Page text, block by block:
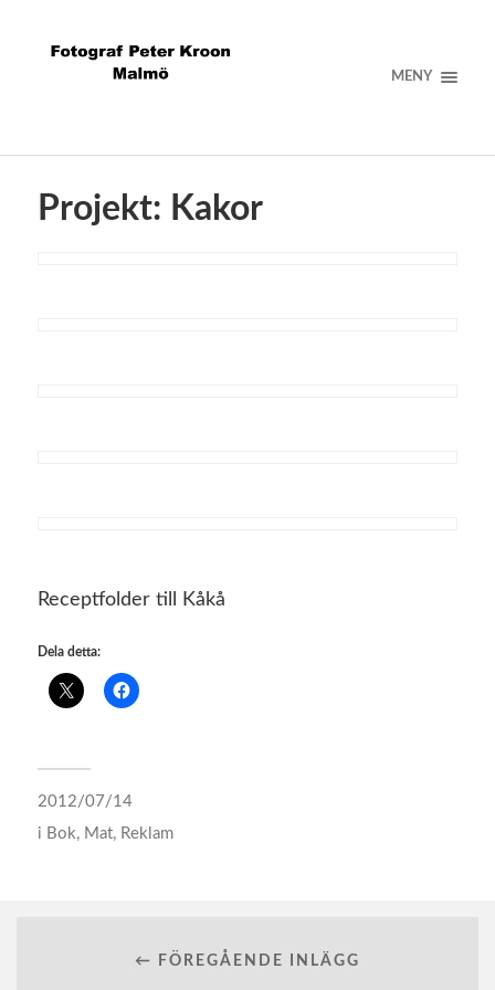
MENY
Projekt: Kakor
Receptfolder till Kåkå
Dela detta:
2012/07/14
i Bok, Mat, Reklam
← FÖREGÅENDE INLÄGG